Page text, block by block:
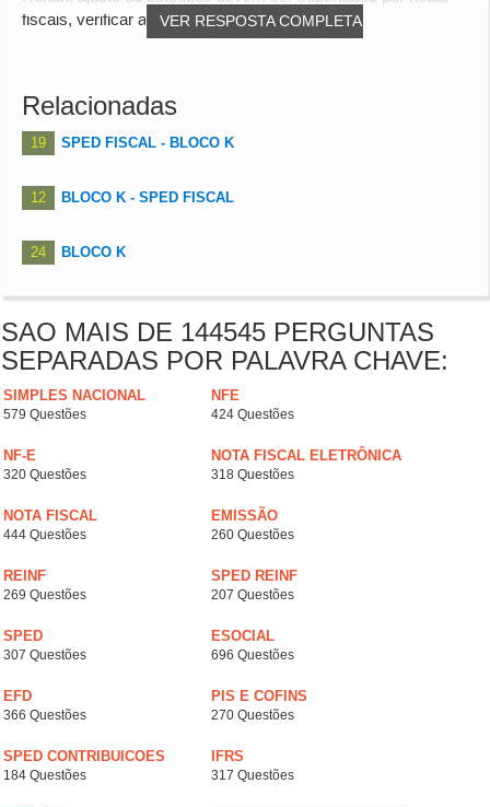
VER RESPOSTA COMPLETA
fiscais, verificar a legislação específica...
Relacionadas
19 SPED FISCAL - BLOCO K
12 BLOCO K - SPED FISCAL
24 BLOCO K
SAO MAIS DE 144545 PERGUNTAS
SEPARADAS POR PALAVRA CHAVE:
SIMPLES NACIONAL
579 Questões
NFE
424 Questões
NF-E
320 Questões
NOTA FISCAL ELETRÔNICA
318 Questões
NOTA FISCAL
444 Questões
EMISSÃO
260 Questões
REINF
269 Questões
SPED REINF
207 Questões
SPED
307 Questões
ESOCIAL
696 Questões
EFD
366 Questões
PIS E COFINS
270 Questões
SPED CONTRIBUICOES
184 Questões
IFRS
317 Questões